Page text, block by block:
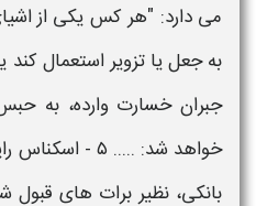
می دارد: "هر کس یکی از
بهجعلیا تزویر استعمال کند
جبران خسارت وارده، به‌
خواهد شد: ..... ۵
بانکی، نظیر برات‌ های قبول